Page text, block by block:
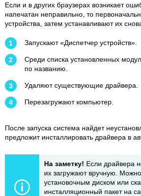
Если и в других браузерах возникает
напечатан неправильно, то
устройства, затем устанавливают их
Запускают «Диспетчер устройств».
Среди списка установленных
по названию.
Удаляют существующие драйвера.
Перезагружают компьютер.
После запуска система найдет
предложит инсталлировать драйвера в
На заметку! Если драйвера
их загружают вручную.
установочным диском или
инсталляционный пакет на